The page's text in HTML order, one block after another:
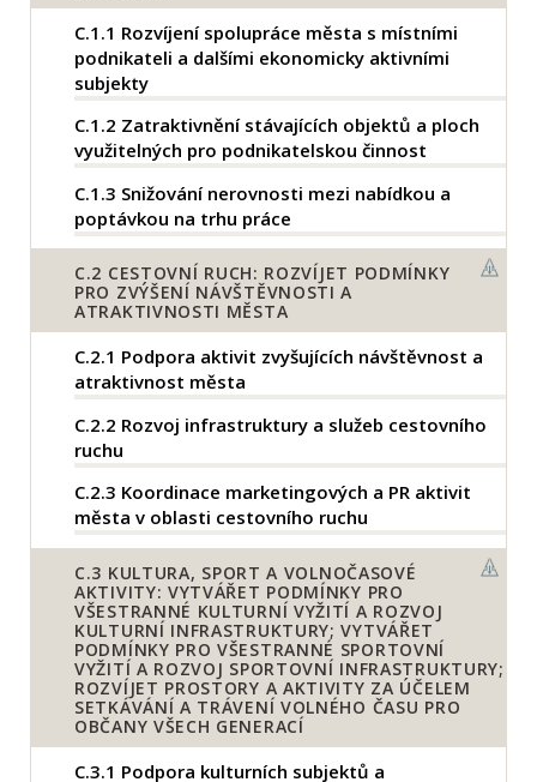
C.1.1 Rozvíjení spolupráce města s místními
podnikateli a dalšími ekonomicky aktivními
subjekty
C.1.2 Zatraktivnění stávajících objektů a ploch
využitelných pro podnikatelskou činnost
C.1.3 Snižování nerovnosti mezi nabídkou a
poptávkou na trhu práce
C.2 CESTOVNÍ RUCH: ROZVÍJET PODMÍNKY
PRO ZVÝŠENÍ NÁVŠTĚVNOSTI A
ATRAKTIVNOSTI MĚSTA
C.2.1 Podpora aktivit zvyšujících návštěvnost a
atraktivnost města
C.2.2 Rozvoj infrastruktury a služeb cestovního
ruchu
C.2.3 Koordinace marketingových a PR aktivit
města v oblasti cestovního ruchu
C.3 KULTURA, SPORT A VOLNOČASOVÉ
AKTIVITY: VYTVÁŘET PODMÍNKY PRO
VŠESTRANNÉ KULTURNÍ VYŽITÍ A ROZVOJ
KULTURNÍ INFRASTRUKTURY; VYTVÁŘET
PODMÍNKY PRO VŠESTRANNÉ SPORTOVNÍ
VYŽITÍ A ROZVOJ SPORTOVNÍ INFRASTRUKTURY;
ROZVÍJET PROSTORY A AKTIVITY ZA ÚČELEM
SETKÁVÁNÍ A TRÁVENÍ VOLNÉHO ČASU PRO
OBČANY VŠECH GENERACÍ
C.3.1 Podpora kulturních subjektů a